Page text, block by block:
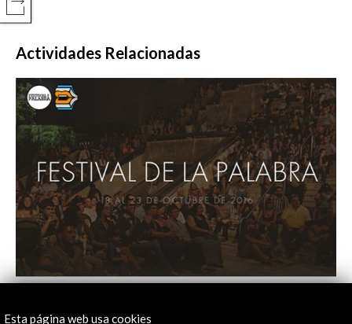
Actividades Relacionadas
Esta página web usa cookies